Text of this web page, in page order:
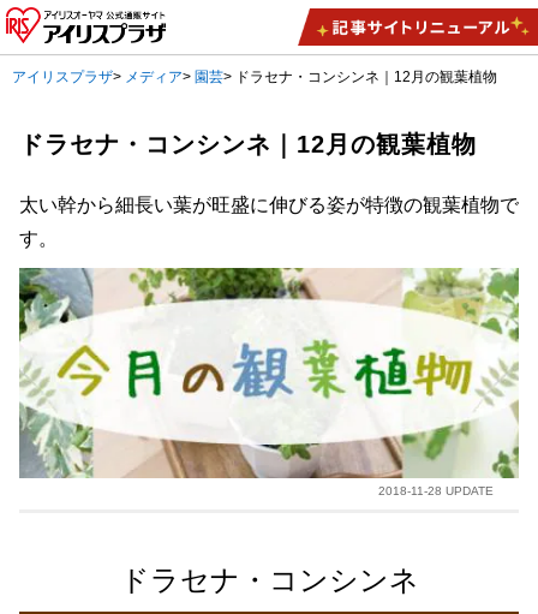
アイリスプラザ> メディア> 園芸> ドラセナ・コンシンネ｜12月の観葉植物
ドラセナ・コンシンネ｜12月の観葉植物
太い幹から細長い葉が旺盛に伸びる姿が特徴の観葉植物で
す。
2018-11-28 UPDATE
ドラセナ・コンシンネ